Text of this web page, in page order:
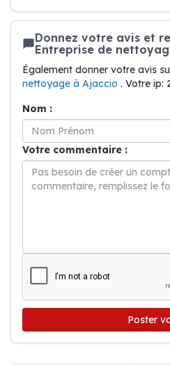
Donnez votre avis et
Entreprise de
Également donner votre avis
nettoyage à Ajaccio . Votre ip:
Nom :
Votre commentaire :
Poster